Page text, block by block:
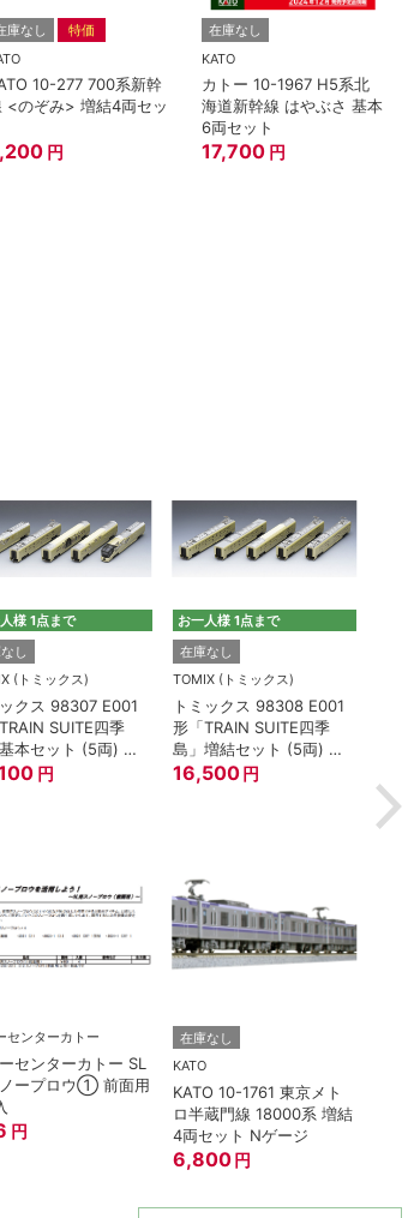
庫なし
特価
10-277 700系新幹
<のぞみ> 増結4両セッ
円
在庫なし
KATO
カトー 10-1967 H5系北
海道新幹線 はやぶさ 基本
6両セット
17,700 円
様 1点まで
し
(トミックス)
クス 98307 E001
SUITE四季
本セット (5両) 鉄
円
お一人様 1点まで
在庫なし
TOMIX (トミックス)
トミックス 98308 E001
形「TRAIN SUITE四季
島」増結セット (5両) 鉄
道模型
16,500 円
センターカトー
センターカトー SL
ープロウ① 前面用
円
在庫なし
KATO
KATO 10-1761 東京メト
ロ半蔵門線 18000系 増結
4両セット Nゲージ
6,800 円